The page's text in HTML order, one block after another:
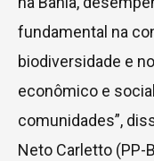
fundamental na
biodiversidade e
econômico e
comunidades”,
Neto Carletto (PP-